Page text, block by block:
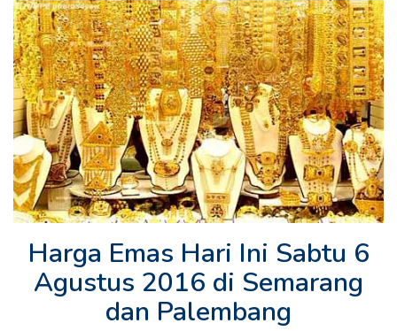
Harga Emas Hari Ini Sabtu 6
Agustus 2016 di Semarang
dan Palembang